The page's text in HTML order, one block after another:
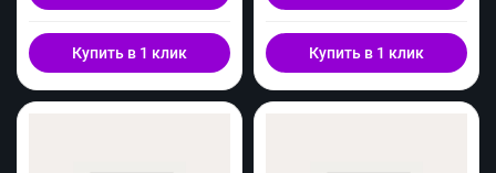
Купить в 1 клик Купить в 1 клик